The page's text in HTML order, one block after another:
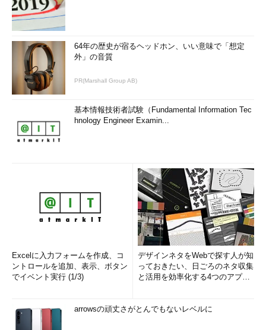
64年の歴史が宿るヘッドホン、いい意味で「想定
外」の音質
PR(Marshall Group AB)
基本情報技術者試験（Fundamental Information Tec
hnology Engineer Examin...
Excelに入力フォームを作成、コ
ントロールを追加、表示、ボタン
でイベント実行 (1/3)
デザインネタをWebで探す人が知
っておきたい、日ごろのネタ収集
と活用を効率化する4つのアプリ
arrowsの頑丈さがとんでもないレベルに